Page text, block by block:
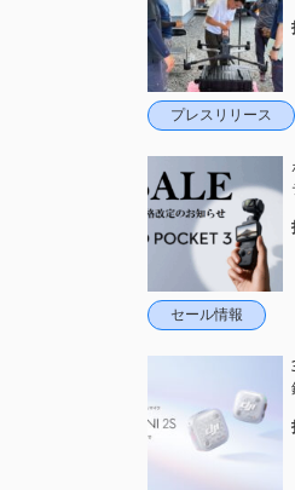
プレスリリース
セール情報